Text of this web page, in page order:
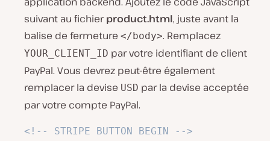
suivant au fichierproduct.html, juste avant la
balise de fermeture </body>. Remplacez
YOUR_CLIENT_ID par votre identifiant de client
PayPal. Vous devrez peut-être également
remplacer la devise USD par la devise acceptée
par votre compte PayPal.
<!-- STRIPE BUTTON BEGIN -->